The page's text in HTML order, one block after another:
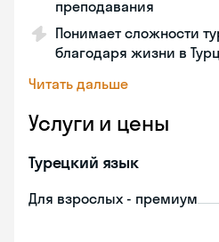
преподавания
Понимает сложности
благодаря жизни в
Читать дальше
Услуги и цены
Турецкий язык
Для взрослых - премиум